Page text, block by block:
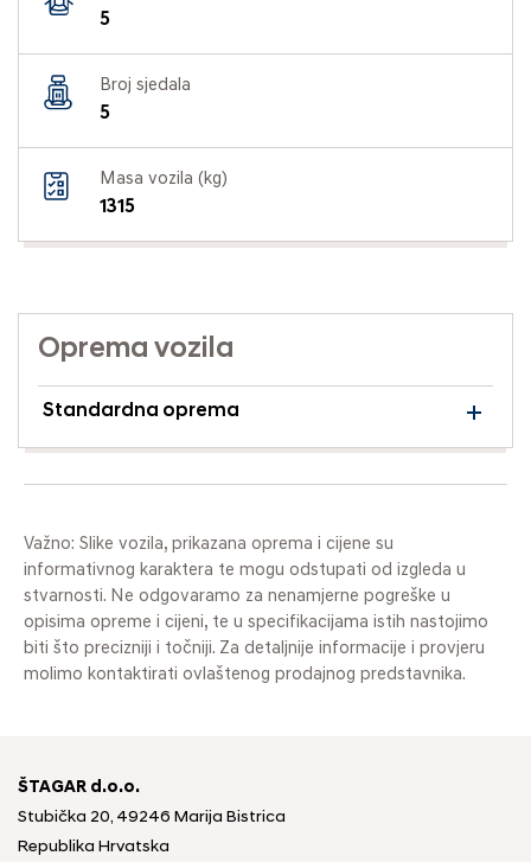
5
Broj sjedala
5
Masa vozila (kg)
1315
Oprema vozila
Standardna oprema
Važno: Slike vozila, prikazana oprema i cijene su
informativnog karaktera te mogu odstupati od izgleda u
stvarnosti. Ne odgovaramo za nenamjerne pogreške u
opisima opreme i cijeni, te u specifikacijama istih nastojimo
biti što precizniji i točniji. Za detaljnije informacije i provjeru
molimo kontaktirati ovlaštenog prodajnog predstavnika.
ŠTAGAR d.o.o.
Stubička 20, 49246 Marija Bistrica
Republika Hrvatska